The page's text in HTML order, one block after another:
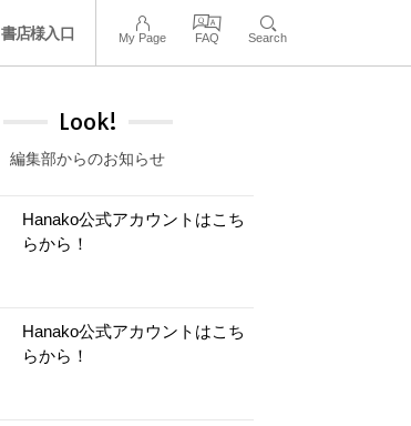
書店様入口 My Page FAQ Search
Look!
編集部からのお知らせ
Hanako公式アカウントはこち
らから！
Hanako公式アカウントはこち
らから！